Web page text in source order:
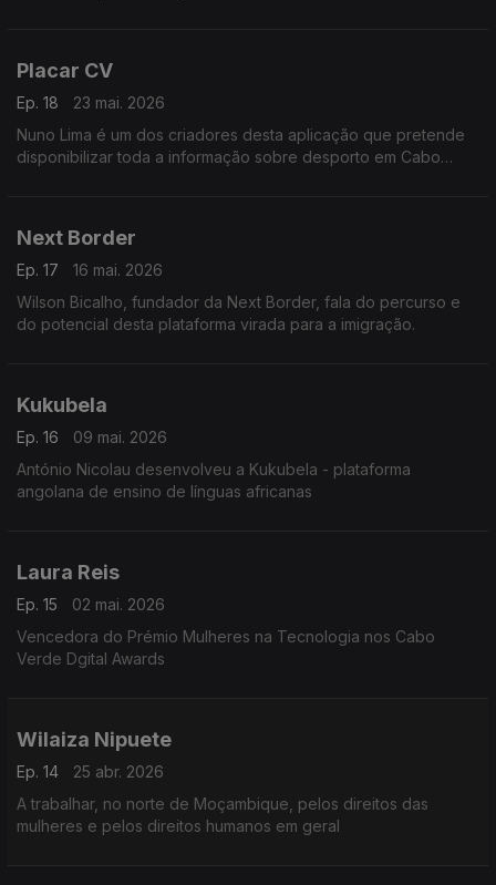
Placar CV
Ep. 18
23 mai. 2026
Nuno Lima é um dos criadores desta aplicação que pretende
disponibilizar toda a informação sobre desporto em Cabo
Next Border
Ep. 17
16 mai. 2026
Wilson Bicalho, fundador da Next Border, fala do percurso e
do potencial desta plataforma virada para a imigração.
Kukubela
Ep. 16
09 mai. 2026
António Nicolau desenvolveu a Kukubela - plataforma
angolana de ensino de línguas africanas
Laura Reis
Ep. 15
02 mai. 2026
Vencedora do Prémio Mulheres na Tecnologia nos Cabo
Verde Dgital Awards
Wilaiza Nipuete
Ep. 14
25 abr. 2026
A trabalhar, no norte de Moçambique, pelos direitos das
mulheres e pelos direitos humanos em geral